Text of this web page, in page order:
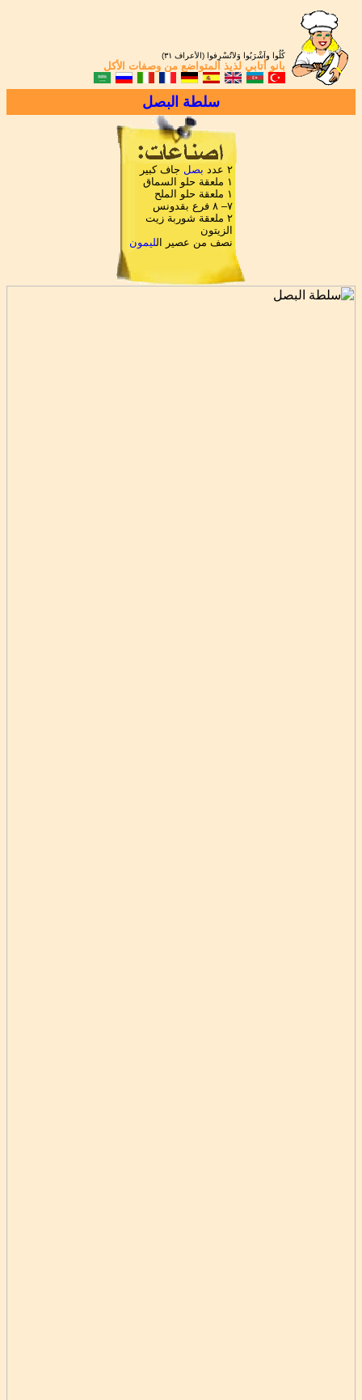
كُلُوا واَشْرَبُوا وَلاَتُسْرِفوا (الأعراف ٣١)
بانو أتابي لذيذ المتواضع من وصفات الأكل
سلطة البصل
٢ عدد بصل جاف كبير
١ ملعقة حلو السماق
١ ملعقة حلو الملح
٧– ٨ فرع بقدونس
٢ ملعقة شوربة زيت
الزيتون
نصف من عصير الليمون